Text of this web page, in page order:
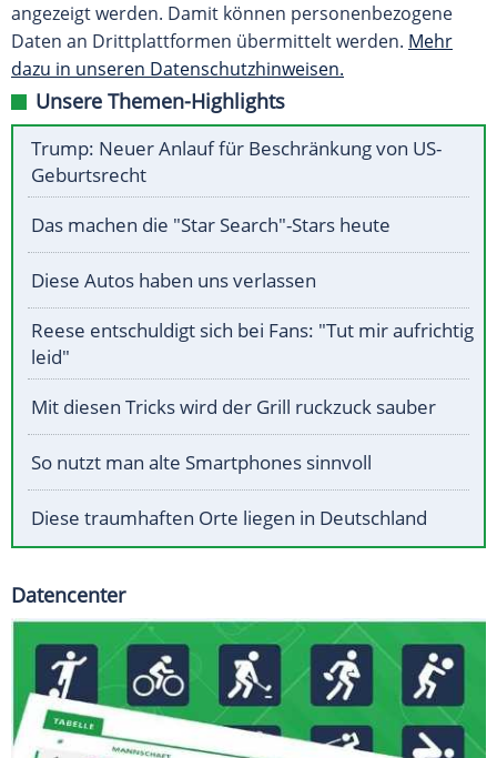
angezeigt werden. Damit können personenbezogene
Daten an Drittplattformen übermittelt werden. Mehr
dazu in unseren Datenschutzhinweisen.
Unsere Themen-Highlights
Trump: Neuer Anlauf für Beschränkung von US-
Geburtsrecht
Das machen die "Star Search"-Stars heute
Diese Autos haben uns verlassen
Reese entschuldigt sich bei Fans: "Tut mir aufrichtig
leid"
Mit diesen Tricks wird der Grill ruckzuck sauber
So nutzt man alte Smartphones sinnvoll
Diese traumhaften Orte liegen in Deutschland
Datencenter